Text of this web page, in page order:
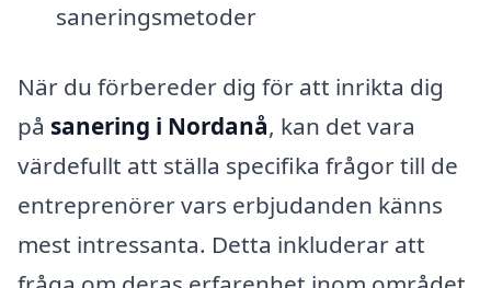
saneringsmetoder
När du förbereder dig för att inrikta dig
på sanering i Nordanå, kan det vara
värdefullt att ställa specifika frågor till de
entreprenörer vars erbjudanden känns
mest intressanta. Detta inkluderar att